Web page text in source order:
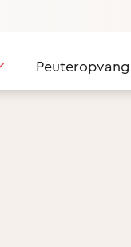
Peuteropvang